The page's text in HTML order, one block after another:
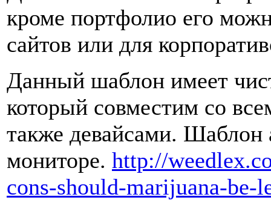
кроме портфолио его
сайтов или для
Данный шаблон имеет
который совместим со
также девайсами. Шаблон
мониторе. http://
cons-should-marijuana-be-